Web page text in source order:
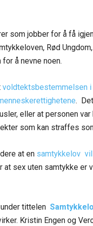
som jobber for å få
Rød
å nevne noen.
voldtektsbestemmelsen
.
eller at personen
som kan straffes
at en samtykkelov
at sex uten samtykke
tittelen
Kristin Engen og